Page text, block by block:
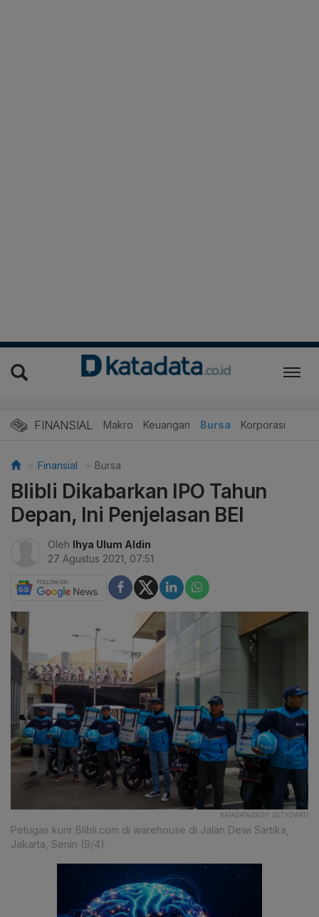
FINANSIAL Makro Keuangan Bursa Korporasi
Finansial Bursa
Blibli Dikabarkan IPO Tahun
Depan, Ini Penjelasan BEI
Oleh Ihya Ulum Aldin
27 Agustus 2021, 07:51
KATADATA/DESY SETYOWATI
Petugas kurir Blibli.com di warehouse di Jalan Dewi Sartika,
Jakarta, Senin (9/4).